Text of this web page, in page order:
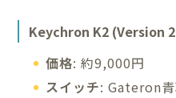
Keychron K2 (Version
価格: 約9,000円
スイッチ: Gateron